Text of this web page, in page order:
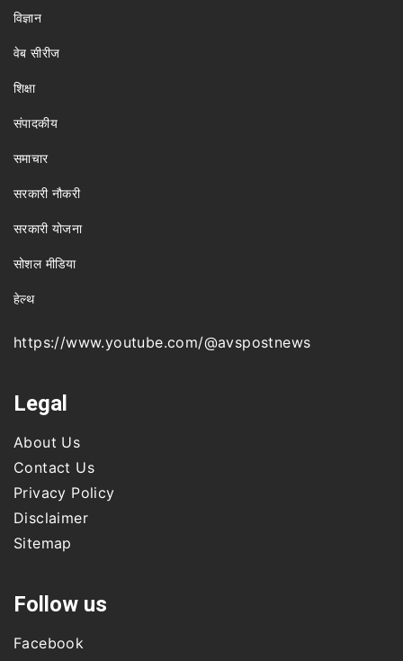
विज्ञान
वेब सीरीज
शिक्षा
संपादकीय
समाचार
सरकारी नौकरी
सरकारी योजना
सोशल मीडिया
हेल्थ
https://www.youtube.com/@avspostnews
Legal
About Us
Contact Us
Privacy Policy
Disclaimer
Sitemap
Follow us
Facebook